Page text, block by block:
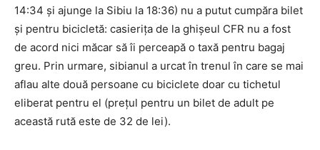
14:34 și ajunge la Sibiu la 18:36) nu a putut cumpăra bilet
și pentru bicicletă: casierița de la ghișeul CFR nu a fost
de acord nici măcar să îi perceapă o taxă pentru bagaj
greu. Prin urmare, sibianul a urcat în trenul în care se mai
aflau alte două persoane cu biciclete doar cu tichetul
eliberat pentru el (prețul pentru un bilet de adult pe
această rută este de 32 de lei).